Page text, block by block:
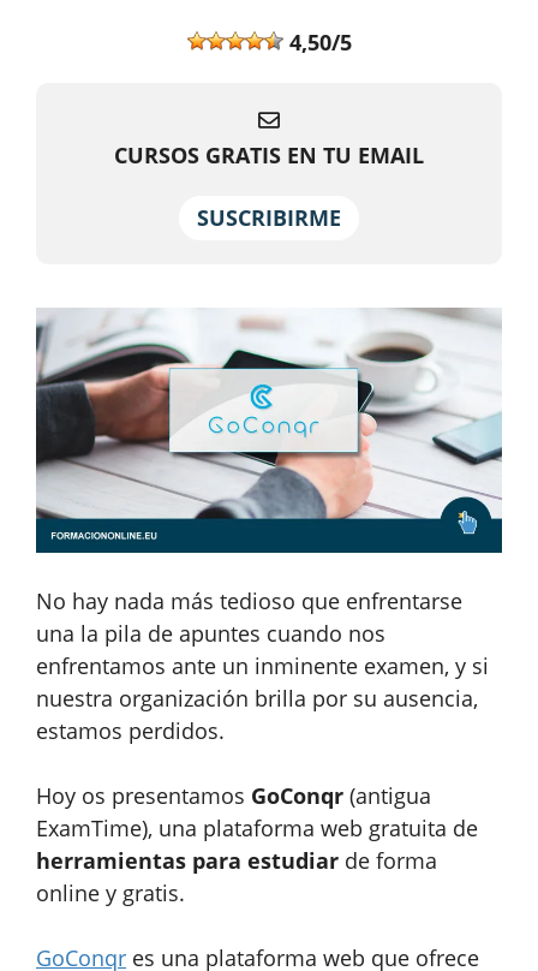
4,50/5
CURSOS GRATIS EN TU EMAIL
SUSCRIBIRME
No hay nada más tedioso que enfrentarse
una la pila de apuntes cuando nos
enfrentamos ante un inminente examen, y si
nuestra organización brilla por su ausencia,
estamos perdidos.
Hoy os presentamos GoConqr (antigua
ExamTime), una plataforma web gratuita de
herramientas para estudiar de forma
online y gratis.
GoConqr es una plataforma web que ofrece